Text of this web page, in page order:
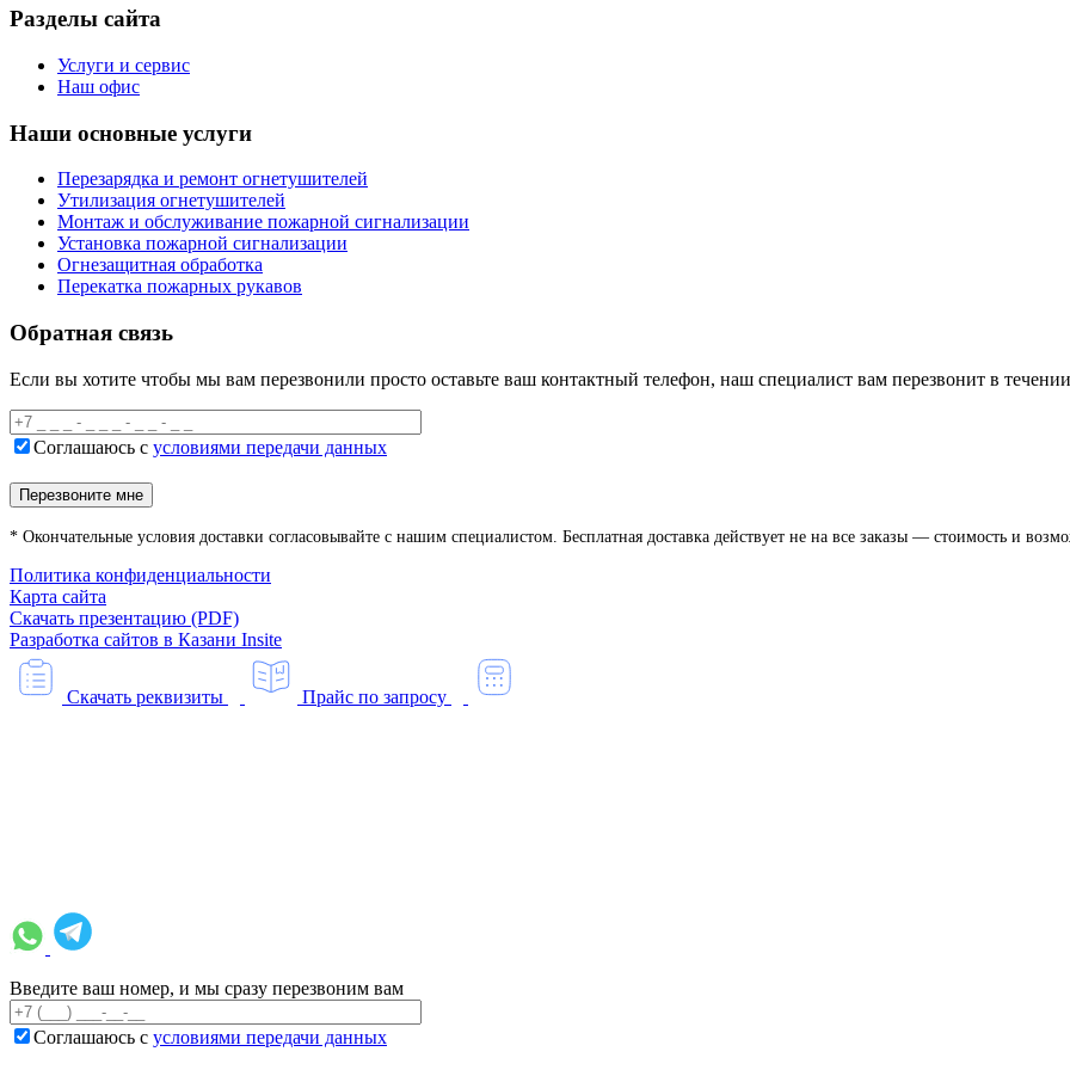
Разделы сайта
Услуги и сервис
Наш офис
Наши основные услуги
Перезарядка и ремонт огнетушителей
Утилизация огнетушителей
Монтаж и обслуживание пожарной сигнализации
Установка пожарной сигнализации
Огнезащитная обработка
Перекатка пожарных рукавов
Обратная связь
Если вы хотите чтобы мы вам перезвонили просто оставьте ваш контактный телефон, наш специалист вам перезвонит в
Соглашаюсь с условиями передачи данных
* Окончательные условия доставки согласовывайте с нашим специалистом. Бесплатная доставка действует не на все заказы — стоимость и
Политика конфиденциальности
Карта сайта
Скачать презентацию (PDF)
Разработка сайтов в Казани Insite
Скачать реквизиты Прайс по запросу
Введите ваш номер, и мы сразу перезвоним вам
Соглашаюсь с условиями передачи данных